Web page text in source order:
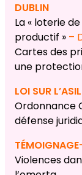
DUBLIN
La « loterie
productif » –
Cartes des
une
LOI SUR
Ordonnance
défense
TÉMOIGNAGE
Violences